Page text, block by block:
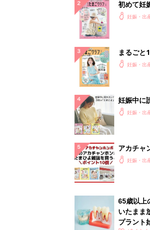
いたま
プラント
PR（あんし
ランキン
妊娠・出産の人
赤ちゃんの名前・名づけ